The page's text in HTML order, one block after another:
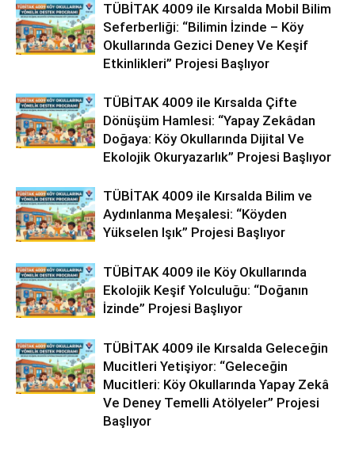
TÜBİTAK 4009 ile Kırsalda Mobil Bilim
Seferberliği: “Bilimin İzinde – Köy
Okullarında Gezici Deney Ve Keşif
Etkinlikleri” Projesi Başlıyor
TÜBİTAK 4009 ile Kırsalda Çifte
Dönüşüm Hamlesi: “Yapay Zekâdan
Doğaya: Köy Okullarında Dijital Ve
Ekolojik Okuryazarlık” Projesi Başlıyor
TÜBİTAK 4009 ile Kırsalda Bilim ve
Aydınlanma Meşalesi: “Köyden
Yükselen Işık” Projesi Başlıyor
TÜBİTAK 4009 ile Köy Okullarında
Ekolojik Keşif Yolculuğu: “Doğanın
İzinde” Projesi Başlıyor
TÜBİTAK 4009 ile Kırsalda Geleceğin
Mucitleri Yetişiyor: “Geleceğin
Mucitleri: Köy Okullarında Yapay Zekâ
Ve Deney Temelli Atölyeler” Projesi
Başlıyor